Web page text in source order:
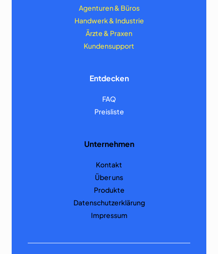
Agenturen & Büros
Handwerk & Industrie
Ärzte & Praxen
Kundensupport
Entdecken
FAQ
Preisliste
Unternehmen
Kontakt
Über uns
Produkte
Datenschutzerklärung
Impressum